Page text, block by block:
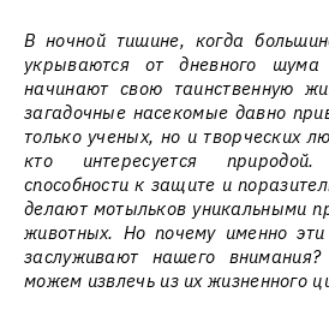
В ночной тишине, когда
укрываются от дневного
начинают свою таинственную
загадочные насекомые давно
только ученых, но и творческих
кто интересуется
способности к защите и
делают мотыльков уникальными
животных. Но почему именно эти
заслуживают нашего
можем извлечь из их жизненного